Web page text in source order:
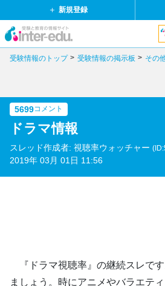
新規登録
受験情報のトップ 受験情報の掲示板 その
5699コメント
ドラマ情報
スレッド作成者: 視聴率ウォッチャー
2019年 03月 01日 11:56
『ドラマ視聴率』の継続スレで
ましょう。時にアニメやバラエテ